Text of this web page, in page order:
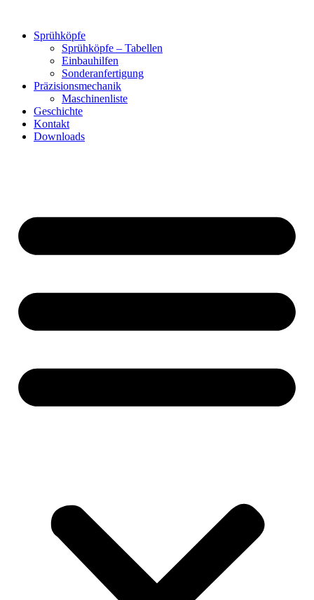
springenSprühköpfe
Sprühköpfe – Tabellen
Einbauhilfen
Sonderanfertigung
Präzisionsmechanik
Maschinenliste
Geschichte
Kontakt
Downloads